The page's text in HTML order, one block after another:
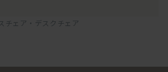
チェア・デスクチェア